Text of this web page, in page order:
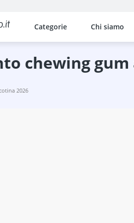
Categorie
I confronti più popolari per
Alimentari e cura della casa
Aglio nero
argilla terapeutica
Cachaça
Chi siamo
2026